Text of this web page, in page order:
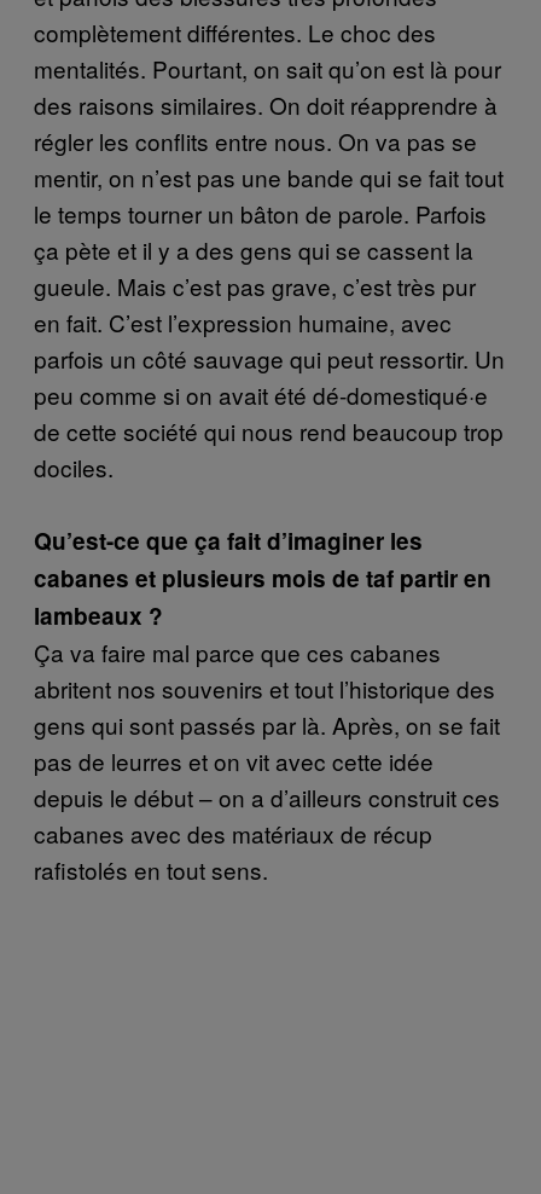
complètement différentes. Le choc des
mentalités. Pourtant, on sait qu’on est là pour
des raisons similaires. On doit réapprendre à
régler les conflits entre nous. On va pas se
mentir, on n’est pas une bande qui se fait tout
le temps tourner un bâton de parole. Parfois
ça pète et il y a des gens qui se cassent la
gueule. Mais c’est pas grave, c’est très pur
en fait. C’est l’expression humaine, avec
parfois un côté sauvage qui peut ressortir. Un
peu comme si on avait été dé-domestiqué·e
de cette société qui nous rend beaucoup trop
dociles.
Qu’est-ce que ça fait d’imaginer les
cabanes et plusieurs mois de taf partir en
lambeaux ?
Ça va faire mal parce que ces cabanes
abritent nos souvenirs et tout l’historique des
gens qui sont passés par là. Après, on se fait
pas de leurres et on vit avec cette idée
depuis le début – on a d’ailleurs construit ces
cabanes avec des matériaux de récup
rafistolés en tout sens.